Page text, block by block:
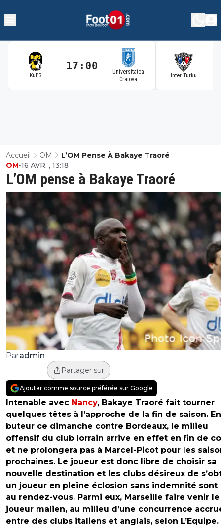
KuPS
17:00
Universitatea
Craiova
Inter Turku
Accueil OM L’OM Pense À Bakaye Traoré
L’OM pense à Bakaye Traoré
OM•16 AVR. , 13:18
Paradmin
Partager sur
Ajouter comme source préférée sur Google
Intenable avec Nancy, Bakaye Traoré fait tourner
quelques têtes à l’approche de la fin de saison.
buteur ce dimanche contre Bordeaux, le milieu
offensif du club lorrain arrive en effet en fin de
et ne prolongera pas à Marcel-Picot pour les
prochaines. Le joueur est donc libre de choisir sa
nouvelle destination et les clubs désireux de
un joueur en pleine éclosion sans indemnité sont
au rendez-vous. Parmi eux, Marseille faire venir le
joueur malien, au milieu d’une concurrence
entre des clubs italiens et anglais, selon L’Equipe.